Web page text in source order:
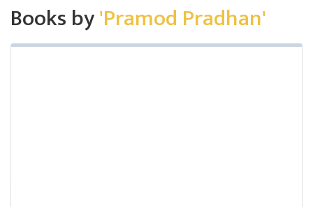
Books by'Pramod Pradhan'